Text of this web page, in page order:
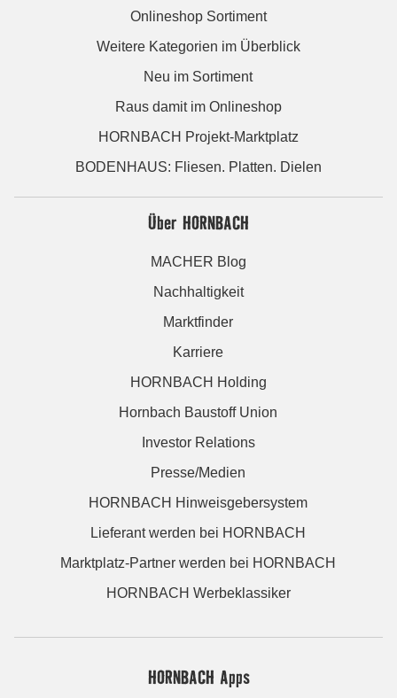
Onlineshop Sortiment
Weitere Kategorien im Überblick
Neu im Sortiment
Raus damit im Onlineshop
HORNBACH Projekt-Marktplatz
BODENHAUS: Fliesen. Platten. Dielen
Über HORNBACH
MACHER Blog
Nachhaltigkeit
Marktfinder
Karriere
HORNBACH Holding
Hornbach Baustoff Union
Investor Relations
Presse/Medien
HORNBACH Hinweisgebersystem
Lieferant werden bei HORNBACH
Marktplatz-Partner werden bei HORNBACH
HORNBACH Werbeklassiker
HORNBACH Apps